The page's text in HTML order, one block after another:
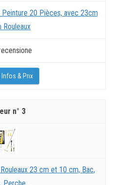
Peinture 20 Pièces, avec 23cm
Rouleaux
Infos & Prix
3
23 cm et 10 cm, Bac,